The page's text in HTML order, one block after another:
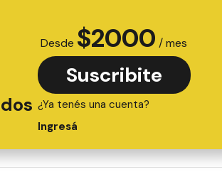
Desde $2000 / mes
Suscribite
¿Ya tenés una cuenta?
Ingresá